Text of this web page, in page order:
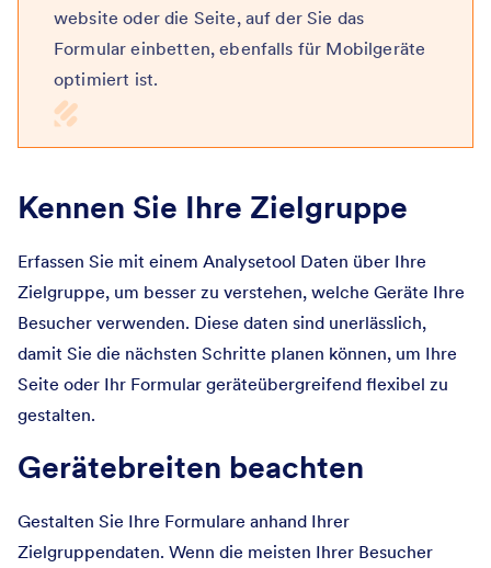
website oder die Seite, auf der Sie das
Formular einbetten, ebenfalls für Mobilgeräte
optimiert ist.
Kennen Sie Ihre Zielgruppe
Erfassen Sie mit einem Analysetool Daten über Ihre
Zielgruppe, um besser zu verstehen, welche Geräte Ihre
Besucher verwenden. Diese daten sind unerlässlich,
damit Sie die nächsten Schritte planen können, um Ihre
Seite oder Ihr Formular geräteübergreifend flexibel zu
gestalten.
Gerätebreiten beachten
Gestalten Sie Ihre Formulare anhand Ihrer
Zielgruppendaten. Wenn die meisten Ihrer Besucher